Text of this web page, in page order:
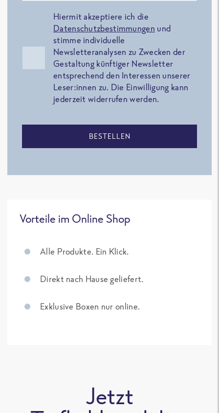
Hiermit akzeptiere ich die
Datenschutzbestimmungen und
stimme individuelle
Newsletteranalysen zu Zwecken der
Gestaltung künftiger Newsletter
entsprechend den Interessen unserer
Leser:innen zu. Die Einwilligung kann
jederzeit widerrufen werden.
BESTELLEN
Vorteile im Online Shop
Alle Produkte. Ein Klick.
Direkt nach Hause geliefert.
Exklusive Boxen nur online.
Jetzt